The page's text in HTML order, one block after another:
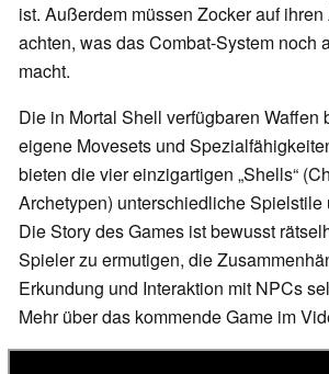
ist. Außerdem müssen Zocker auf
achten, was das Combat-System noch
macht.
Die in Mortal Shell verfügbaren Waffen
eigene Movesets und
bieten die vier einzigartigen „Shells“
Archetypen) unterschiedliche Spielstile
Die Story des Games ist bewusst
Spieler zu ermutigen, die
Erkundung und Interaktion mit NPCs
Mehr über das kommende Game im